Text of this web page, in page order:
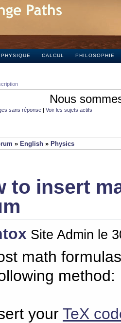
PHYSIQUE CALCUL PHILOSOPHIE
Nous
sans réponse | Voir les sujets actifs
» English » Physics
to insert
Site Admin le
math
method:
your TeX